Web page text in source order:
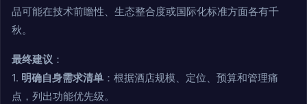
品可能在技术前瞻性、生态整合度或国际化标准方面各有千
秋。
最终建议 ：
1. 明确自身需求清单 ：根据酒店规模、定位、预算和管理痛
点，列出功能优先级。